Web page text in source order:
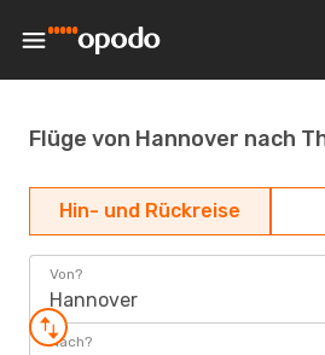
Flüge von Hannover nach
Hin- und Rückreise
Von?
Hannover
Nach?